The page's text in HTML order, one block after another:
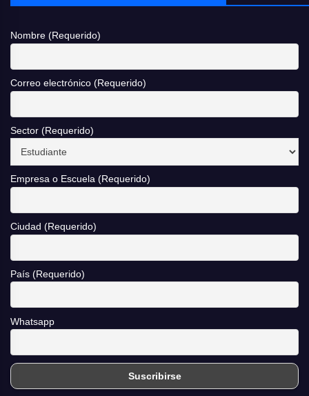
Nombre (Requerido)
Correo electrónico (Requerido)
Sector (Requerido)
Empresa o Escuela (Requerido)
Ciudad (Requerido)
País (Requerido)
Whatsapp